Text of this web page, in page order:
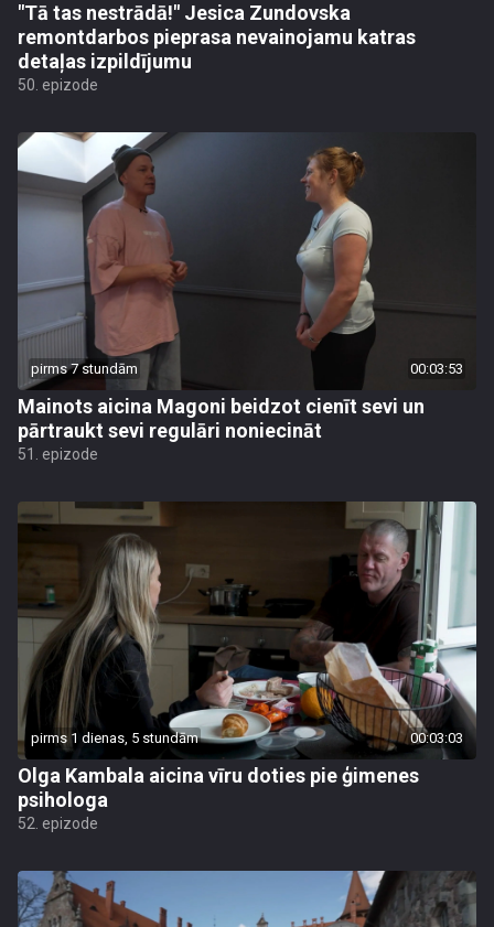
"Tā tas nestrādā!" Jesica Zundovska
remontdarbos pieprasa nevainojamu katras
detaļas izpildījumu
50. epizode
pirms 7 stundām 00:03:53
Mainots aicina Magoni beidzot cienīt sevi un
pārtraukt sevi regulāri noniecināt
51. epizode
pirms 1 dienas, 5 stundām 00:03:03
Olga Kambala aicina vīru doties pie ģimenes
psihologa
52. epizode